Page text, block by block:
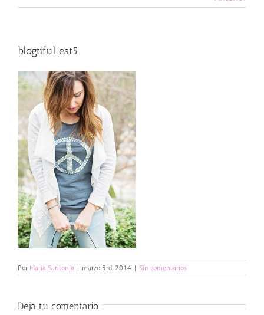
blogtiful est5
Por Maria Santonja | marzo 3rd, 2014 | Sin comentarios
Deja tu comentario